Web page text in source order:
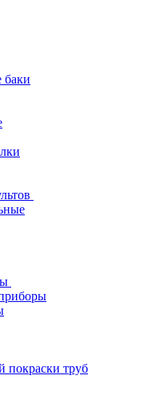
баки
покраски труб